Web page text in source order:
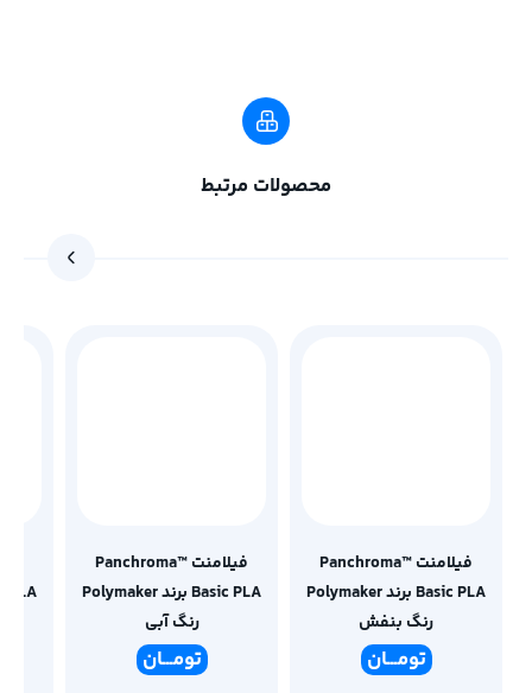
محصولات مرتبط
فیلامنت Panchroma™
Basic PLA برند Polymaker
رنگ بنفش
تومـــان
فیلامنت Panchroma™
Basic PLA برند Polymaker
رنگ آبی
تومـــان